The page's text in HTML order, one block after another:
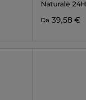
Naturale 24H
Da 39,58 €